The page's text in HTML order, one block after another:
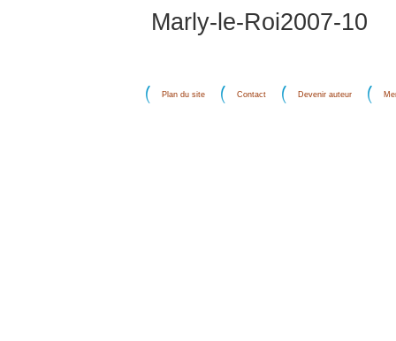
Marly-le-Roi2007-10
Plan du site Contact Devenir auteur